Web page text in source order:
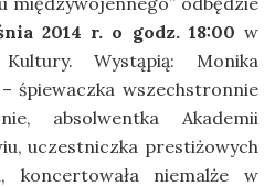
2014 r. o godz. 18:00 w
Wystąpią: Monika
śpiewaczka wszechstronnie
absolwentka Akademii
uczestniczka prestiżowych
koncertowała niemalże w